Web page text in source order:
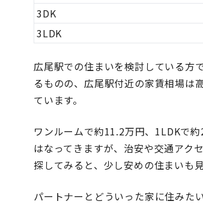
3DK
3LDK
広尾駅での住まいを検討している方
るものの、広尾駅付近の家賃相場は
ています。
ワンルームで約11.2万円、1LDKで
はなってきますが、治安や交通アク
探してみると、少し安めの住まいも見
パートナーとどういった家に住みた